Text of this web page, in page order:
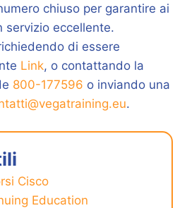
chiuso per garantire ai
eccellente.
di essere
Link, o contattando la
800-177596 o inviando una
.
Cisco
Education